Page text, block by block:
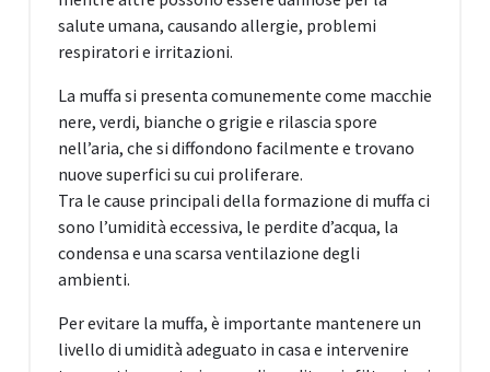
salute umana, causando allergie, problemi
respiratori e irritazioni.
La muffa si presenta comunemente come macchie
nere, verdi, bianche o grigie e rilascia spore
nell’aria, che si diffondono facilmente e trovano
nuove superfici su cui proliferare.
Tra le cause principali della formazione di muffa ci
sono l’umidità eccessiva, le perdite d’acqua, la
condensa e una scarsa ventilazione degli
ambienti.
Per evitare la muffa, è importante mantenere un
livello di umidità adeguato in casa e intervenire